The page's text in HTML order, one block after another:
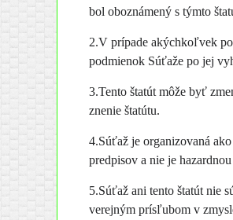
bol oboznámený s týmto
2.V prípade akýchkoľvek
podmienok Súťaže po jej
3.Tento štatút môže byť
znenie štatútu.
4.Súťaž je organizovaná
predpisov a nie je
5.Súťaž ani tento štatút nie
verejným prísľubom v